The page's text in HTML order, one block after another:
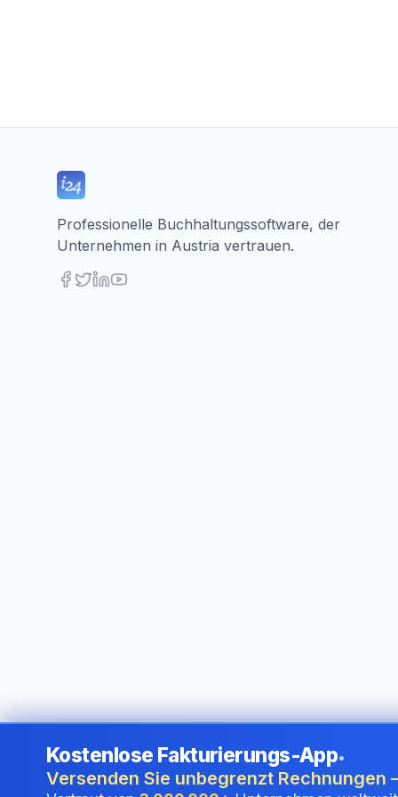
Professionelle Buchhaltungssoftware, der
Unternehmen in Austria vertrauen.
©2026i24 Limited. All rights reserved.• Für Unternehmen
Kostenlose Fakturierungs-App•
Versenden Sie unbegrenzt Rechnungen